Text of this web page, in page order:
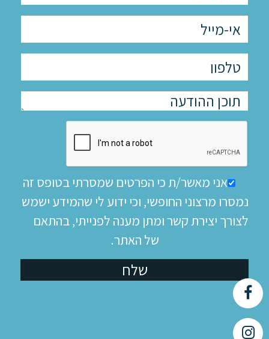
אני מאשר/ת כי הפרטים שמסרתי בטופס זה
נמסרו מרצוני החופשי, וכי ידוע לי שהמידע ישמש
לצורך יצירת קשר ומתן מענה לפנייתי, בהתאם
של האתר.